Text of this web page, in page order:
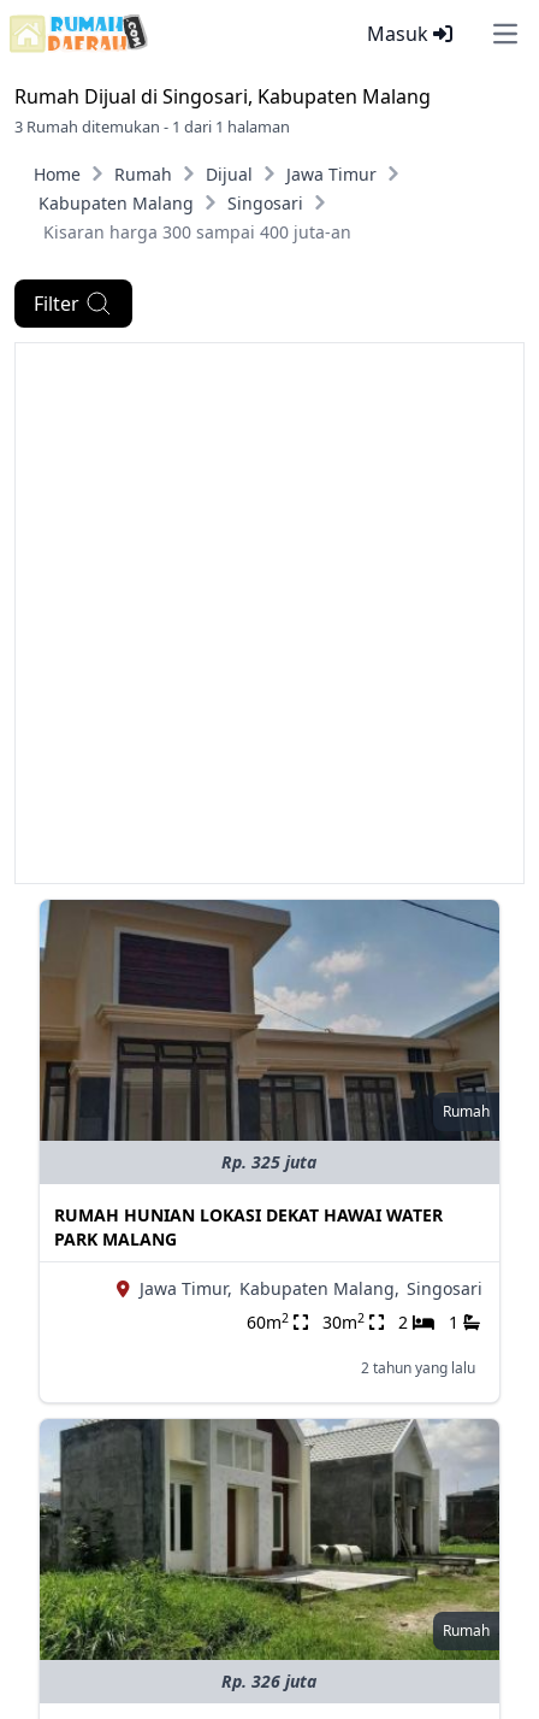
Masuk
Rumah Dijual di Singosari, Kabupaten Malang
3 Rumah ditemukan - 1 dari 1 halaman
Home Rumah Dijual
Jawa Timur
Kabupaten Malang
Singosari
Kisaran harga 300 sampai 400 juta-an
Filter
Rumah
Rp. 325 juta
RUMAH HUNIAN LOKASI DEKAT HAWAI WATER
PARK MALANG
Jawa Timur, Kabupaten Malang, Singosari
60m2 30m2 2 1
2 tahun yang lalu
Rumah
Rp. 326 juta